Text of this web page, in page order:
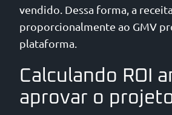
vendido. Dessa forma, a
proporcionalmente ao GMV
plataforma.
Calculando ROI
aprovar o